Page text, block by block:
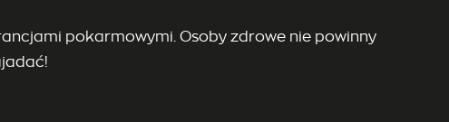
pokarmowymi. Osoby zdrowe nie powinny